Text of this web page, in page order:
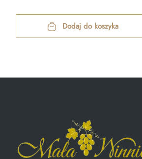
Dodaj do koszyka